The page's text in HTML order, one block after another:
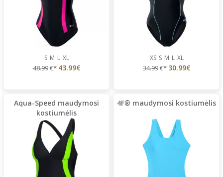
S M L XL
48.99€* 43.99€
XS S M L XL
34.99€* 30.99€
Aqua-Speed maudymosi
kostiumėlis
4F® maudymosi kostiumėlis